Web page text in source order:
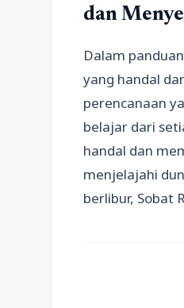
dan
Dalam
yang handal
perencanaan
belajar dari
handal dan
menjelajahi
berlibur, Sobat